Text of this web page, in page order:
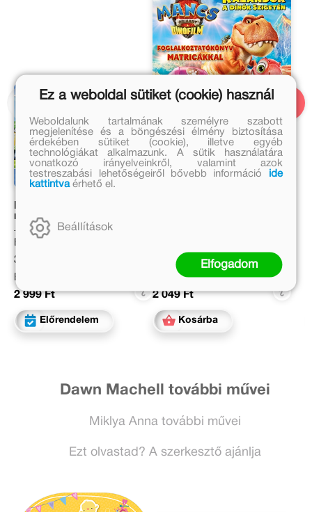
művészek színezőkönyve
Eredeti ár:
3 999 Ft
Bevezető ár:
2 999 Ft
Előrendelem
2 499 Ft
Online ár:
2 049 Ft
Kosárba
Dawn Machell további művei
Miklya Anna további művei
Ezt olvastad? A szerkesztő ajánlja
Ez a weboldal sütiket (cookie) használ
Weboldalunk tartalmának személyre szabott
megjelenítése és a böngészési élmény biztosítása
érdekében sütiket (cookie), illetve egyéb
technológiákat alkalmazunk. A sütik használatára
vonatkozó irányelveinkről, valamint azok
testreszabási lehetőségeiről bővebb információ
ide
kattintvaérhető el.
Beállítások
Elfogadom